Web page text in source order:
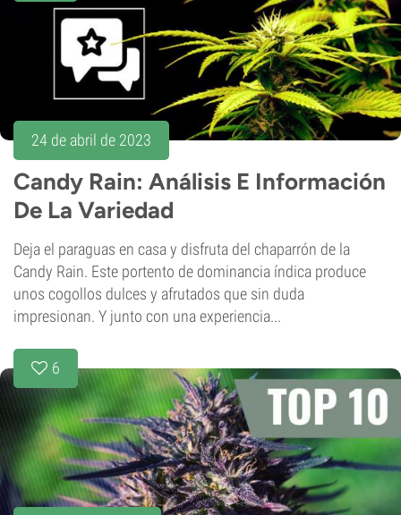
24 de abril de 2023
Candy Rain: Análisis E Información
De La Variedad
Deja el paraguas en casa y disfruta del chaparrón de la
Candy Rain. Este portento de dominancia índica produce
unos cogollos dulces y afrutados que sin duda
impresionan. Y junto con una experiencia...
6